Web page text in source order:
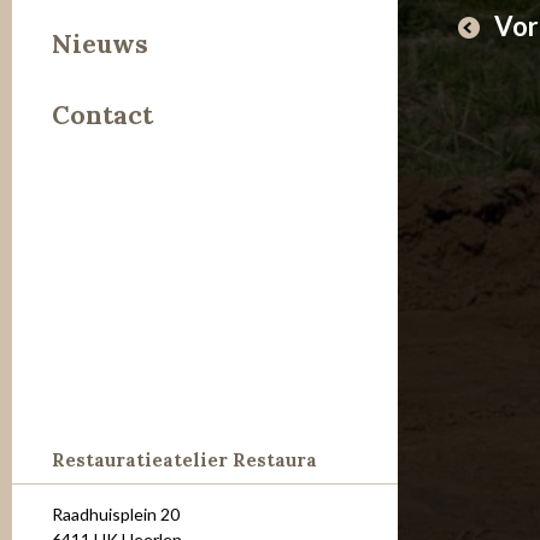
Leer
Steen
Nieuws
Contact
Restauratieatelier Restaura
Raadhuisplein 20